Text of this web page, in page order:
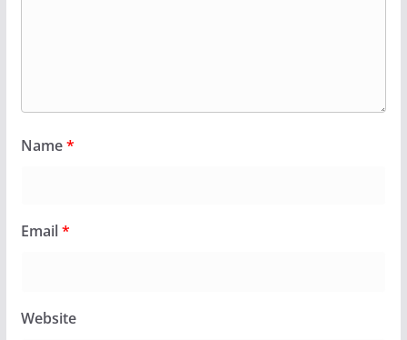
Name*
Email*
Website